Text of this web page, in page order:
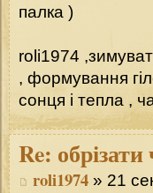
палка )
roli1974
, формування
сонця і тепла ,
Re: обрізати
roli1974 » 21